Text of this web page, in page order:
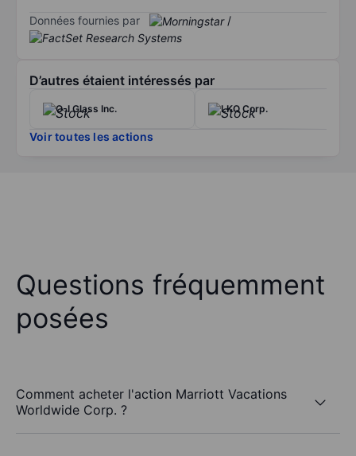
Données fournies par /
D’autres étaient intéressés par
O-I Glass Inc. LKQ Corp.
Voir toutes les actions
Questions fréquemment
posées
Comment acheter l'action Marriott Vacations
Worldwide Corp. ?